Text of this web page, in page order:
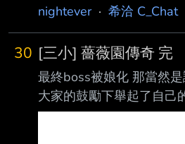
就問那些人一個問題： 你/
根本不是，那在吠吠什麼
粉-- /風花雪月四線全通關
（本命：帝彌托利！） /
關，遊玩時數大概300+
nightever· 希洽 C_Chat
30 [三小] 薔薇園傳奇 完
最終boss被娘化 那當然
大家的鼓勵下舉起了自己
https://imgpoi.com/i/